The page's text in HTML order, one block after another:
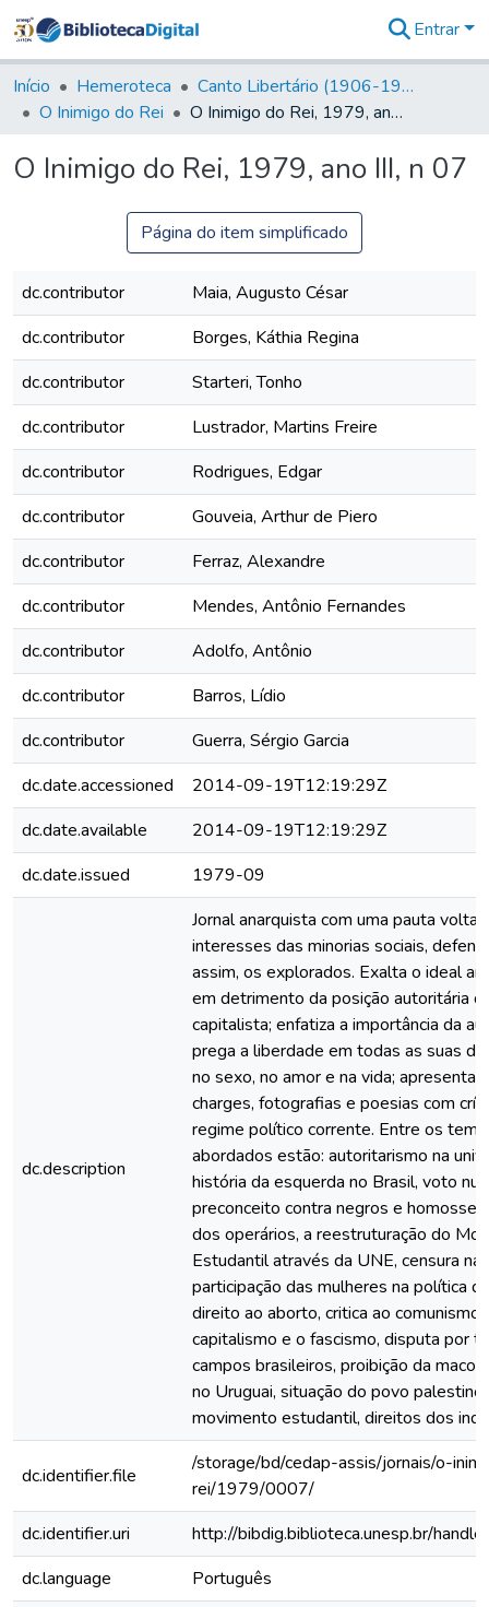
&
Coleções
Tudo na
Digital
Entrar
Início Hemeroteca
Canto Libertário (1906-1995)
O Inimigo do Rei
O Inimigo do Rei, 1979, ano III, n 07
O Inimigo do Rei, 1979, ano III, n 07
Página do item simplificado
dc.contributor
Maia, Augusto César
dc.contributor
Borges, Káthia Regina
dc.contributor
Starteri, Tonho
dc.contributor
Lustrador, Martins Freire
dc.contributor
Rodrigues, Edgar
dc.contributor
Gouveia, Arthur de Piero
dc.contributor
Ferraz, Alexandre
dc.contributor
Mendes, Antônio Fernandes
dc.contributor
Adolfo, Antônio
dc.contributor
Barros, Lídio
dc.contributor
Guerra, Sérgio Garcia
dc.date.accessioned
2014-09-19T12:19:29Z
dc.date.available
2014-09-19T12:19:29Z
dc.date.issued
1979-09
dc.description
Jornal anarquista com uma pauta
interesses das minorias sociais,
assim, os explorados. Exalta o ideal
em detrimento da posição autoritária
capitalista; enfatiza a importância da
prega a liberdade em todas as suas
no sexo, no amor e na vida; apresenta
charges, fotografias e poesias com
regime político corrente. Entre os
abordados estão: autoritarismo na
história da esquerda no Brasil, voto
preconceito contra negros e
dos operários, a reestruturação do
Estudantil através da UNE, censura na
participação das mulheres na política
direito ao aborto, critica ao comunismo,
capitalismo e o fascismo, disputa por
campos brasileiros, proibição da
no Uruguai, situação do povo
movimento estudantil, direitos dos
dc.identifier.file
/storage/bd/cedap-assis/jornais/o-
rei/1979/0007/
dc.identifier.uri
http://bibdig.biblioteca.unesp.br/
dc.language
Português